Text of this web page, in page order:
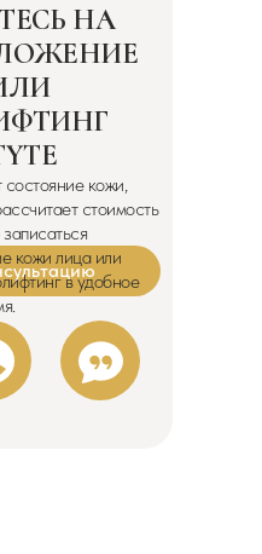
НА
кожи,
стоимость
кожи лица или
в удобное